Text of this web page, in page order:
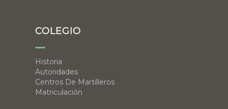
COLEGIO
Historia
Autoridades
Centros De Martilleros
Matriculación